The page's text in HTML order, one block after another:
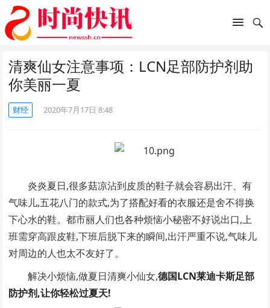
清爽仙女注意事项：LCN足部防护剂助
你美丽一夏
财经 2020年7月17日 8:48
炎炎夏日,很多菇凉沾到皮质的鞋子就会容易出汗、有
气味儿,五花八门的款式,为了搭配好看的衣服还是舍不得换
下心水的鞋。都市丽人们也各种烦恼小秘密不好说出口,上
班需穿高跟皮鞋,下班后脱下来的瞬间,出汗严重不说,气味儿
对周边的人也太不友好了。
解决小烦恼,做夏日清爽小仙女,德国LCN莱迪卡斯足部
防护剂,让你轻松过夏天!